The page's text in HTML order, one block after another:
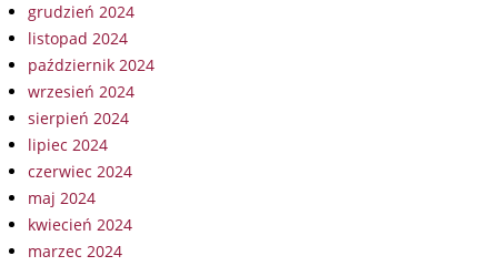
grudzień 2024
listopad 2024
październik 2024
wrzesień 2024
sierpień 2024
lipiec 2024
czerwiec 2024
maj 2024
kwiecień 2024
marzec 2024